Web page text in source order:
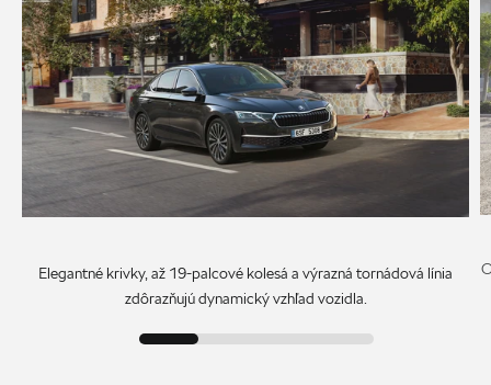
Elegantné krivky, až 19-palcové kolesá a výrazná tornádová línia
zdôrazňujú dynamický vzhľad vozidla.